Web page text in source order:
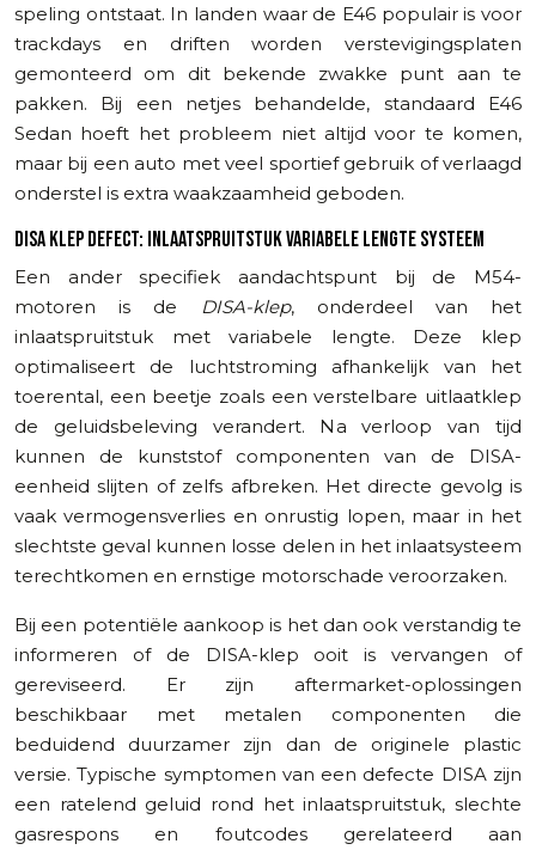
speling ontstaat. In landen waar de E46 populair is voor
trackdays en driften worden verstevigingsplaten
gemonteerd om dit bekende zwakke punt aan te
pakken. Bij een netjes behandelde, standaard E46
Sedan hoeft het probleem niet altijd voor te komen,
maar bij een auto met veel sportief gebruik of verlaagd
onderstel is extra waakzaamheid geboden.
DISA KLEP DEFECT: INLAATSPRUITSTUK VARIABELE LENGTE SYSTEEM
Een ander specifiek aandachtspunt bij de M54-
motoren is de DISA-klep, onderdeel van het
inlaatspruitstuk met variabele lengte. Deze klep
optimaliseert de luchtstroming afhankelijk van het
toerental, een beetje zoals een verstelbare uitlaatklep
de geluidsbeleving verandert. Na verloop van tijd
kunnen de kunststof componenten van de DISA-
eenheid slijten of zelfs afbreken. Het directe gevolg is
vaak vermogensverlies en onrustig lopen, maar in het
slechtste geval kunnen losse delen in het inlaatsysteem
terechtkomen en ernstige motorschade veroorzaken.
Bij een potentiële aankoop is het dan ook verstandig te
informeren of de DISA-klep ooit is vervangen of
gereviseerd. Er zijn aftermarket-oplossingen
beschikbaar met metalen componenten die
beduidend duurzamer zijn dan de originele plastic
versie. Typische symptomen van een defecte DISA zijn
een ratelend geluid rond het inlaatspruitstuk, slechte
gasrespons en foutcodes gerelateerd aan